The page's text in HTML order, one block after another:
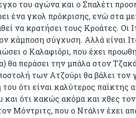
του αγώνα και ο Σπαλέτι
ένα γκολ πρόκρισης, ενώ στα
να κρατήσει τους Κροάτες. Οι
κάμποση σύγχυση. Αλλά είναι
ο Καλαφιόρι, που έχει
θα περάσει την μπάλα στον
των Ατζούρι θα βάλει τον
ότι είναι καλύτερος παίκτης
και ότι κακώς ακόμα και χθες τον
Μόντριτς, που ο Ντάλιν έχει